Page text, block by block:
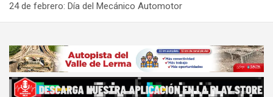
24 de febrero: Día del Mecánico Automotor